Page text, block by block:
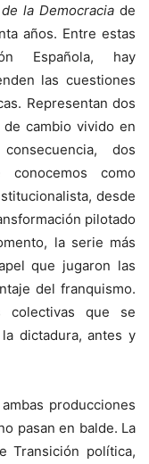
la Democraciade
años. Entre estas
Española, hay
las cuestiones
Representan dos
cambio vivido en
dos
como
desde
pilotado
la serie más
que jugaron las
del franquismo.
que se
dictadura, antes y
producciones
pasan en balde. La
Transición política,